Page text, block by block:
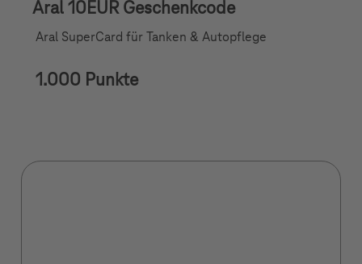
Aral 10EUR Geschenkcode
Aral SuperCard für Tanken & Autopflege
1.000 Punkte